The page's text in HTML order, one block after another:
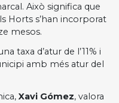
Això significa que
Horts s’han incorporat
mesos.
taxa d’atur de l’11% i
amb més atur del
Xavi Gómez, valora